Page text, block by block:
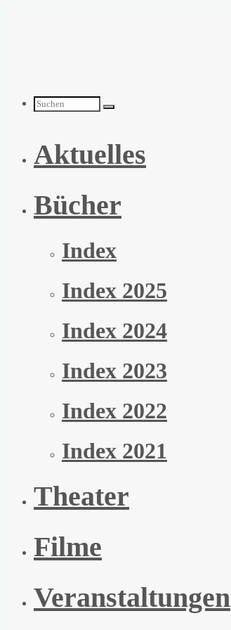
Suchen
nach:
Aktuelles
Bücher
Index
Index 2025
Index 2024
Index 2023
Index 2022
Index 2021
Theater
Filme
Veranstaltungen